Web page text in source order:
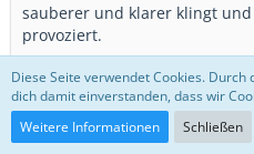
sauberer und klarer klingt
provoziert.
Das ist ein richtig guter Punkt.
Und ich würde nochmal von
die frequenzabhängige
Diese Seite verwendet Cookies.
dich damit einverstanden, dass wir
Weitere Informationen
Schließen